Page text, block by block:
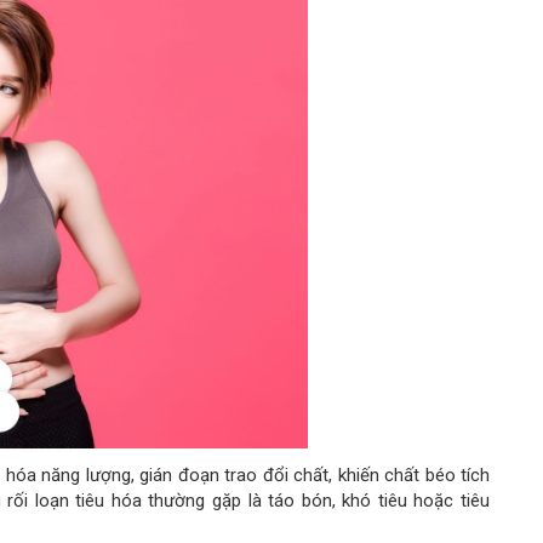
năng lượng, gián đoạn trao đổi chất, khiến chất béo tích
loạn tiêu hóa thường gặp là táo bón, khó tiêu hoặc tiêu